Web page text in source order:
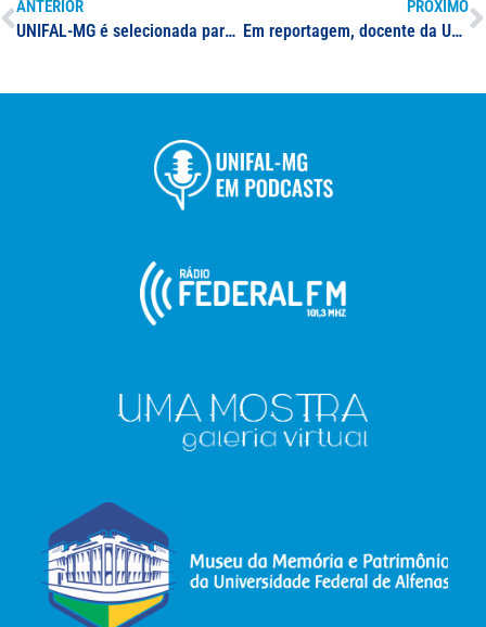
ANTERIOR
UNIFAL-MG é selecionada para apoiar ações do Programa Nacional de Alimentação Escolar (PNAE); parceria feita com a Faculdade de Nutrição busca desenvolver práticas de alimentação saudável em escolas
PRÓXIMO
Em reportagem, docente da UNIFAL-MG fala sobre causas da queda no nível do Lago de Furnas e destaca importância de medidas de gestão das bacias hidrográficas